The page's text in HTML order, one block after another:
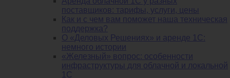
поставщиков: тарифы, услуги, цены
Как и с чем вам поможет наша техническая
поддержка?
О «Деловых Решениях» и аренде 1С:
немного истории
«Железный» вопрос: особенности
инфраструктуры для облачной и локальной
1С